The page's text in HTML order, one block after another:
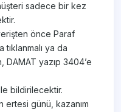
sadece bir kez
önce Paraf
tıklanmalı ya da
DAMAT yazıp 3404’e
bildirilecektir.
ertesi günü, kazanım